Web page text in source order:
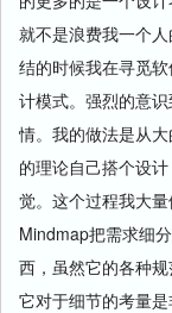
就不是浪费我一个
结的时候我在寻觅
计模式。强烈的意
情。我的做法是从
的理论自己搭个设
觉。这个过程我大
Mindmap把需求细
西，虽然它的各种
它对于细节的考量